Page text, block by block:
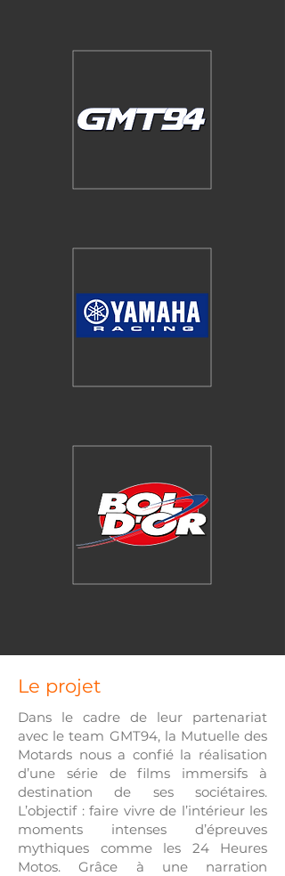
Le projet
Dans le cadre de leur partenariat
avec le team GMT94, la Mutuelle des
Motards nous a confié la réalisation
d’une série de films immersifs à
destination de ses sociétaires.
L’objectif : faire vivre de l’intérieur les
moments intenses d’épreuves
mythiques comme les 24 Heures
Motos. Grâce à une narration